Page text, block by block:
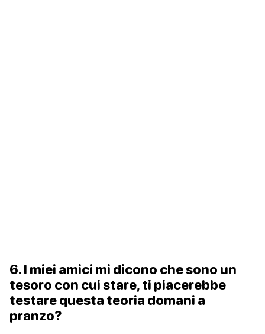
6. I miei amici mi dicono che sono un
tesoro con cui stare, ti piacerebbe
testare questa teoria domani a
pranzo?